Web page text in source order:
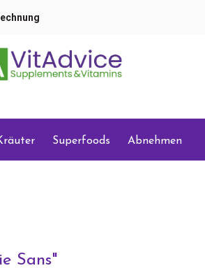
Superfoods Abnehmen
Sans"